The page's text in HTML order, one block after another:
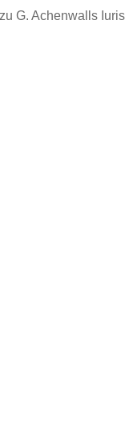
G. Achenwalls Iuris